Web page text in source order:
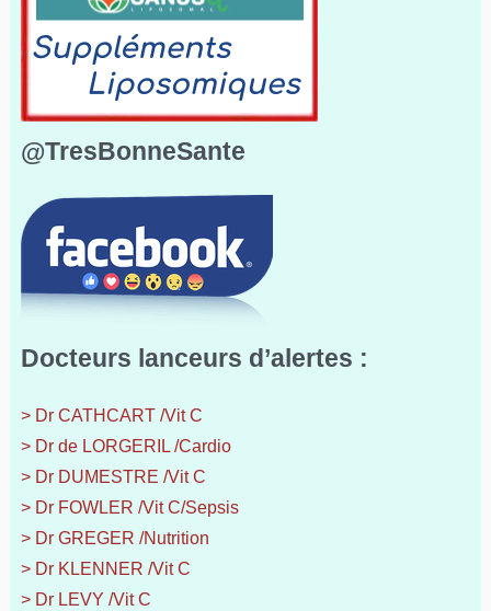
@TresBonneSante
Docteurs lanceurs d’alertes :
> Dr CATHCART /Vit C
> Dr de LORGERIL /Cardio
> Dr DUMESTRE /Vit C
> Dr FOWLER /Vit C/Sepsis
> Dr GREGER /Nutrition
> Dr KLENNER /Vit C
> Dr LEVY /Vit C